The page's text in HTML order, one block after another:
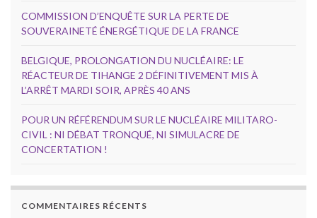
COMMISSION D’ENQUÊTE SUR LA PERTE DE
SOUVERAINETÉ ÉNERGÉTIQUE DE LA FRANCE
BELGIQUE, PROLONGATION DU NUCLÉAIRE: LE
RÉACTEUR DE TIHANGE 2 DÉFINITIVEMENT MIS À
L’ARRÊT MARDI SOIR, APRÈS 40 ANS
POUR UN RÉFÉRENDUM SUR LE NUCLÉAIRE MILITARO-
CIVIL : NI DÉBAT TRONQUÉ, NI SIMULACRE DE
CONCERTATION !
COMMENTAIRES RÉCENTS